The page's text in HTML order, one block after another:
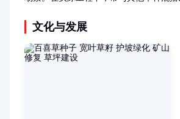
文化与发展